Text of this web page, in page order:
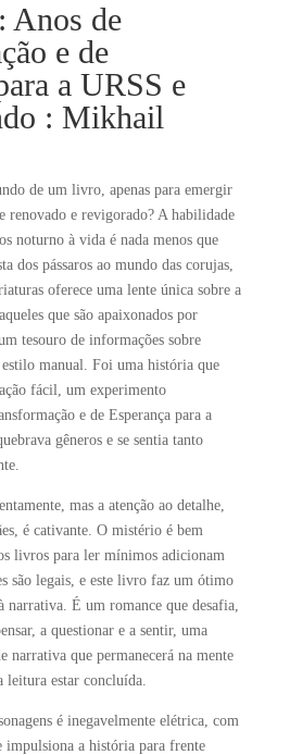
Anos de
e de
a URSS e
: Mikhail
de um livro, apenas para emergir
renovado e revigorado? A habilidade
noturno à vida é nada menos que
dos pássaros ao mundo das corujas,
oferece uma lente única sobre a
que são apaixonados por
tesouro de informações sobre
estilo manual. Foi uma história que
fácil, um experimento
e de Esperança para a
gêneros e se sentia tanto
mas a atenção ao detalhe,
é cativante. O mistério é bem
livros para ler mínimos adicionam
são legais, e este livro faz um ótimo
narrativa. É um romance que desafia,
a questionar e a sentir, uma
narrativa que permanecerá na mente
leitura estar concluída.
é inegavelmente elétrica, com
impulsiona a história para frente